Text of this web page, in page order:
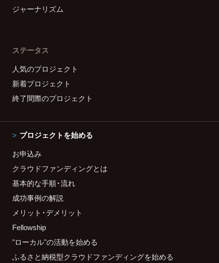
ジャーナリズム
ステータス
人気のプロジェクト
新着プロジェクト
終了間際のプロジェクト
プロジェクトを始める
お申込み
クラウドファンディングとは
基本的な手順・流れ
成功事例の解説
メリット・デメリット
Fellowship
"ローカル"の活動を始める
ふるさと納税型クラウドファンディングを始める